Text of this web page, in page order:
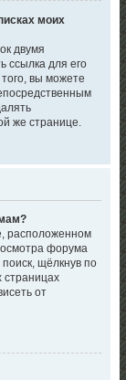
моих
двумя
ссылка для его
вы можете
же странице.
расположенном
форума
щёлкнув по
страницах
от